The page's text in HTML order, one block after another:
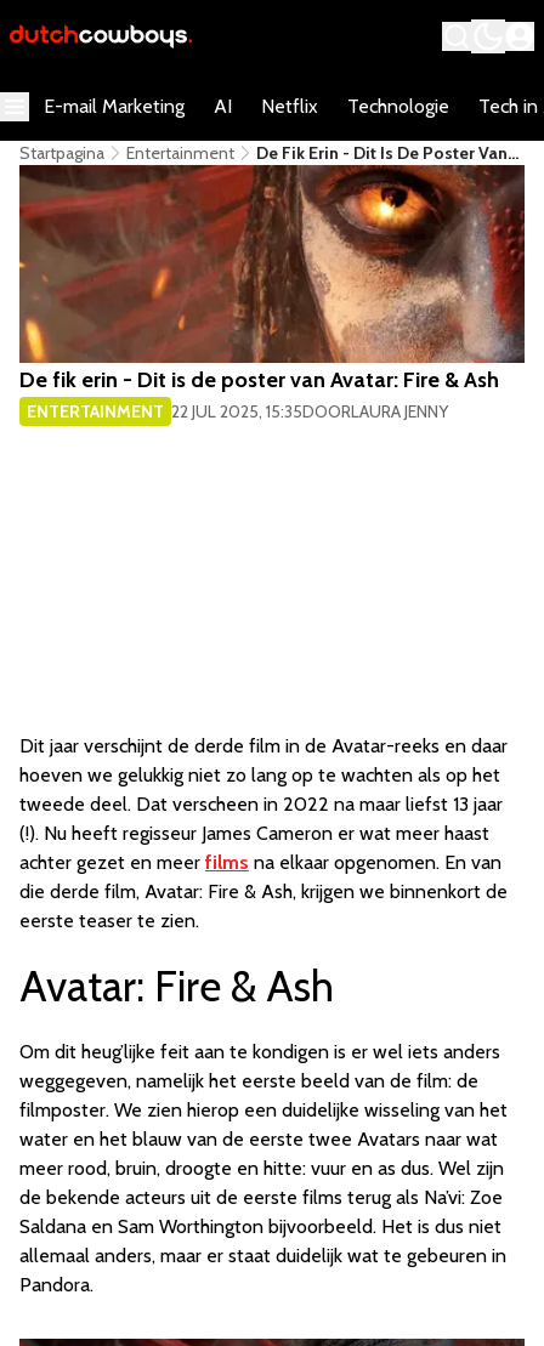
E-mail Marketing AI Netflix Technologie Tech in
Startpagina Entertainment
De Fik Erin - Dit Is De Poster Van
Avatar: Fire & Ash
De fik erin - Dit is de poster van Avatar: Fire & Ash
ENTERTAINMENT 22 JUL 2025, 15:35DOORLAURA JENNY
Dit jaar verschijnt de derde film in de Avatar-reeks en daar
hoeven we gelukkig niet zo lang op te wachten als op het
tweede deel. Dat verscheen in 2022 na maar liefst 13 jaar
(!). Nu heeft regisseur James Cameron er wat meer haast
achter gezet en meer films na elkaar opgenomen. En van
die derde film, Avatar: Fire & Ash, krijgen we binnenkort de
eerste teaser te zien.
Avatar: Fire & Ash
Om dit heug’lijke feit aan te kondigen is er wel iets anders
weggegeven, namelijk het eerste beeld van de film: de
filmposter. We zien hierop een duidelijke wisseling van het
water en het blauw van de eerste twee Avatars naar wat
meer rood, bruin, droogte en hitte: vuur en as dus. Wel zijn
de bekende acteurs uit de eerste films terug als Na’vi: Zoe
Saldana en Sam Worthington bijvoorbeeld. Het is dus niet
allemaal anders, maar er staat duidelijk wat te gebeuren in
Pandora.